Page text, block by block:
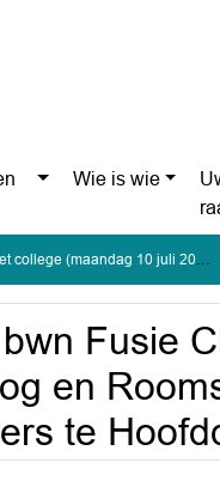
Wie is wie
(maandag 10 juli 2023)
Fusie
en
te